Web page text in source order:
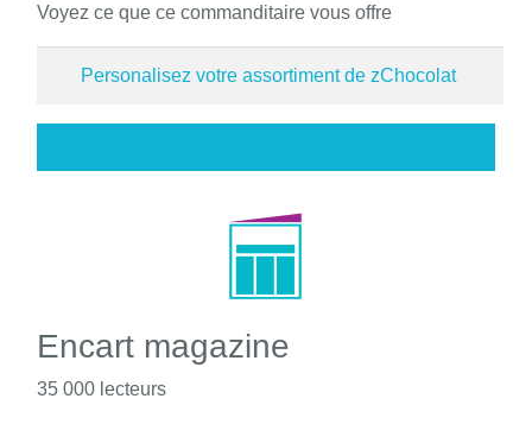
Voyez ce que ce commanditaire vous offre
Personalisez votre assortiment de zChocolat
Encart magazine
35 000 lecteurs